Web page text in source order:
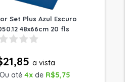
Set Plus Azul Escuro
48x66cm 20 fls
a vista
Ou até 4x de R$5,75